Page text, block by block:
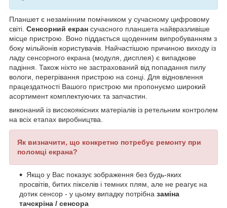
Планшет є незамінним помічником у сучасному цифровому
світі. Сенсорний екран сучасного планшета найвразливіше
місце пристрою. Воно піддається щоденним випробуванням з
боку мільйонів користувачів. Найчастішою причиною виходу із
ладу сенсорного екрана (модуля, дисплея) є випадкове
падіння. Також ніхто не застрахований від попадання пилу
вологи, перегрівання пристрою на сонці. Для відновлення
працездатності Вашого пристрою ми пропонуємо широкий
асортимент комплектуючих та запчастин.
виконаний із високоякісних матеріалів із ретельним контролем
на всіх етапах виробництва.
Як визначити, що конкретно потребує ремонту при
поломці екрана?
Якщо у Вас показує зображення без будь-яких
просвітів, битих пікселів і темних плям, але не реагує на
дотик сенсор - у цьому випадку потрібна заміна
тачскріна / сенсора